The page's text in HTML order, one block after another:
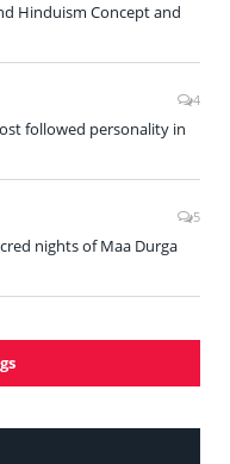
Hinduism Concept and
4
followed personality in
5
nights of Maa Durga